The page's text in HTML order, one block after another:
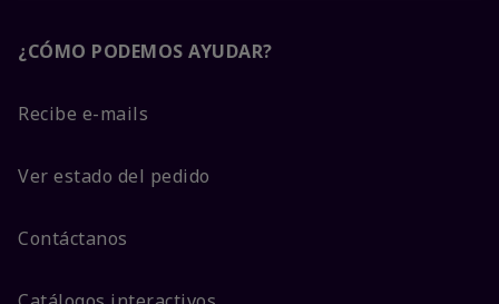
¿CÓMO PODEMOS AYUDAR?
Recibe e-mails
Ver estado del pedido
Contáctanos